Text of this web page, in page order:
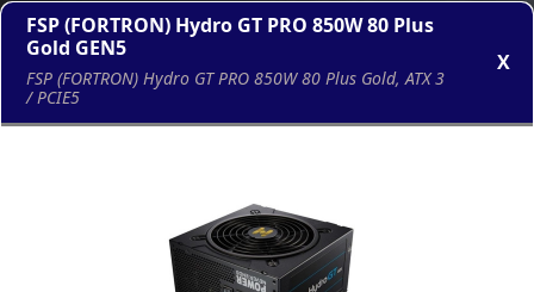
FSP (FORTRON) Hydro GT PRO 850W 80 Plus
Gold GEN5
FSP (FORTRON) Hydro GT PRO 850W 80 Plus Gold, ATX 3
/ PCIE5
X